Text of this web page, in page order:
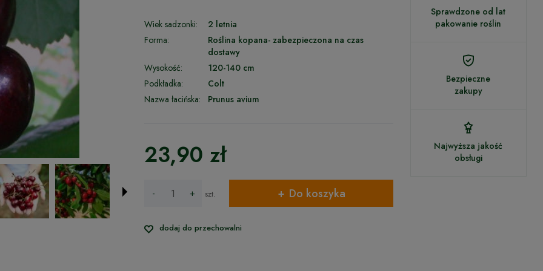
Wiek sadzonki:
2 letnia
Forma:
Roślina kopana- zabezpieczona na czas
dostawy
Wysokość:
120-140 cm
Podkładka:
Colt
Nazwa łacińska:
Prunus avium
23,90 zł
- + szt. Do koszyka
dodaj do przechowalni
Sprawdzone od lat
pakowanie roślin
Bezpieczne
zakupy
Najwyższa jakość
obsługi